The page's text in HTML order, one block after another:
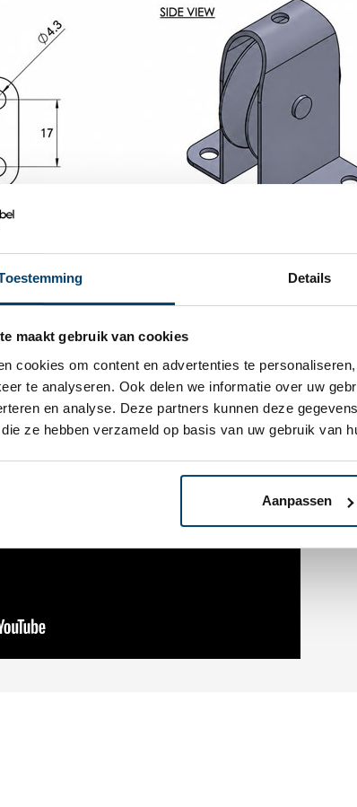
Details
maakt gebruik van cookies
cookies om content en advertenties te
te analyseren. Ook delen we informatie over uw
en analyse. Deze partners kunnen deze
ze hebben verzameld op basis van uw gebruik van
Aanpassen